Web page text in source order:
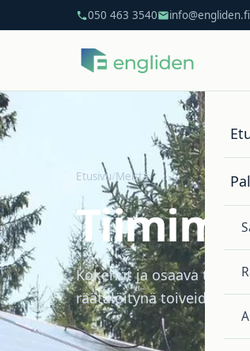
050 463 3540 info@engliden.fi
Etusivu/Meistä
Kokenut ja osaava tiimi,
räätälöitynä toiveidesi